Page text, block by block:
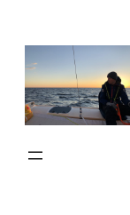
content